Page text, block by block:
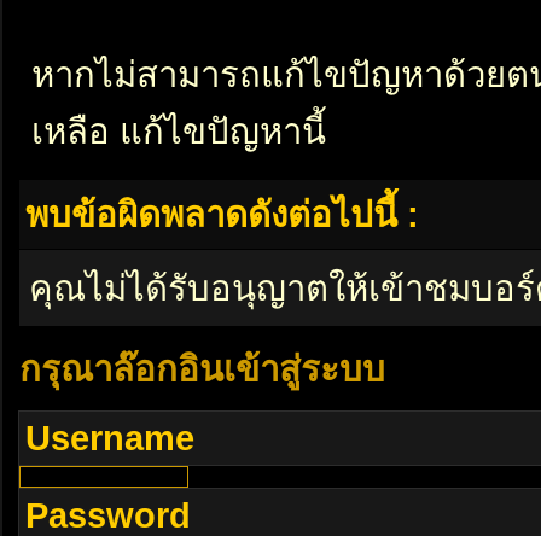
หากไม่สามารถแก้ไขปัญหาด้วย
เหลือ แก้ไขปัญหานี้
พบข้อผิดพลาดดังต่อไปนี้ :
คุณไม่ได้รับอนุญาตให้เข้าชมบอ
กรุณาล๊อกอินเข้าสู่ระบบ
Username
Password